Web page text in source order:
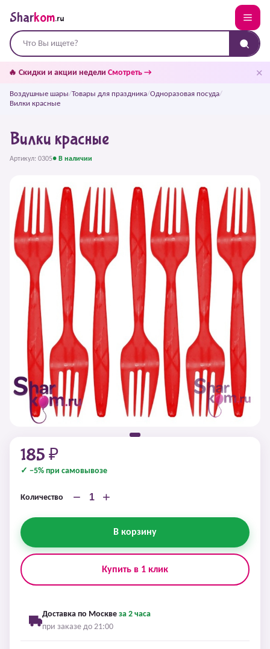
Sharkom.ru
🔥 Скидки и акции недели Смотреть → ✕
Воздушные шары/Товары для праздника/Одноразовая посуда/
Вилки красные
Вилки красные
Артикул: 0305● В наличии
185 ₽
✓ −5% при самовывозе
Количество − +
В корзину
Купить в 1 клик
Доставка по Москве за 2 часа
при заказе до 21:00